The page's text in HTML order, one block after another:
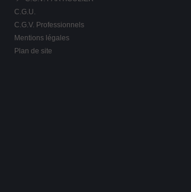
C.G.U.
C.G.V. Professionnels
Mentions légales
Plan de site